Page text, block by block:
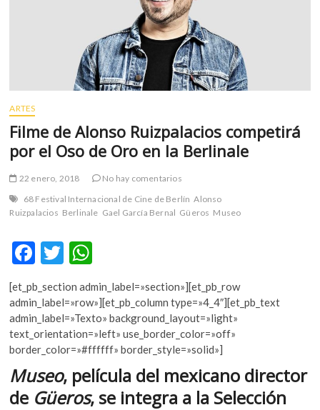
e
ARTES
Filme de Alonso Ruizpalacios competirá
por el Oso de Oro en la Berlinale
22 enero, 2018
No hay comentarios
68 Festival Internacional de Cine de Berlín Alonso
Ruizpalacios Berlinale Gael García Bernal Güeros Museo
F
e
b
o
o
k
T
w
itt
er
h
at
s
A
p
p
[et_pb_section admin_label=»section»][et_pb_row
admin_label=»row»][et_pb_column type=»4_4″][et_pb_text
admin_label=»Texto» background_layout=»light»
text_orientation=»left» use_border_color=»off»
border_color=»#ffffff» border_style=»solid»]
Museo, película del mexicano director
de Güeros, se integra a la Selección